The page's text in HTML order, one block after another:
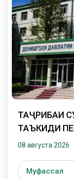
ТАҶРИБАИ
ТАЪКИДИ
08 августа 2026
Муфассал